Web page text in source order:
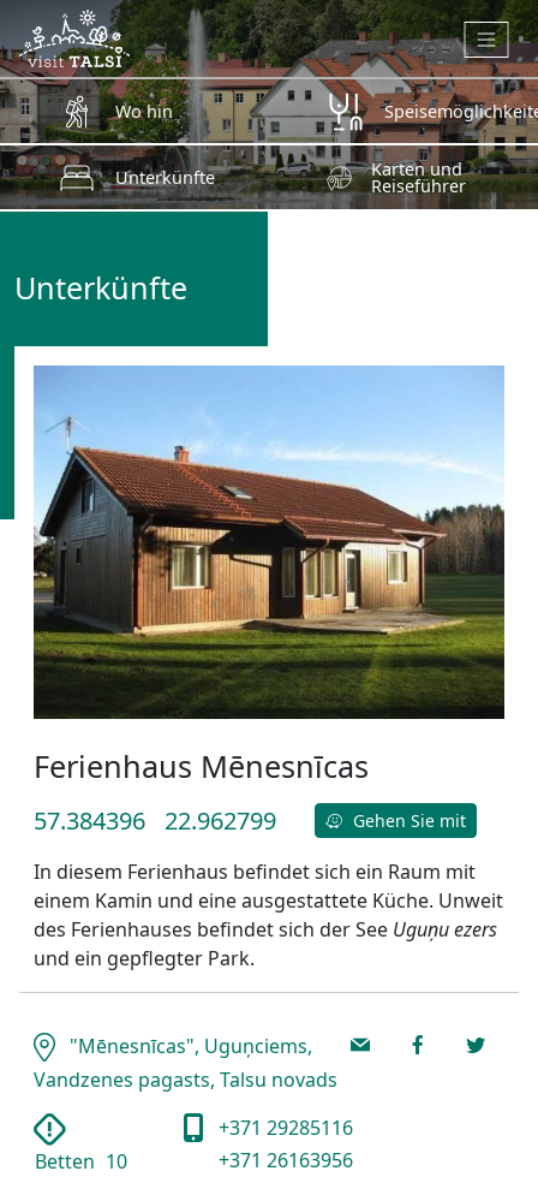
Zum Hauptinhalt springen
Wo hin
Unterkünfte Karten und
Reiseführer
Unterkünfte
Ferienhaus Mēnesnīcas
57.384396 22.962799 Gehen Sie mit
In diesem Ferienhaus befindet sich ein Raum mit
einem Kamin und eine ausgestattete Küche. Unweit
des Ferienhauses befindet sich der See Uguņu ezers
und ein gepflegter Park.
"Mēnesnīcas", Uguņciems,
Vandzenes pagasts, Talsu novads
Betten 10
+371 29285116
+371 26163956